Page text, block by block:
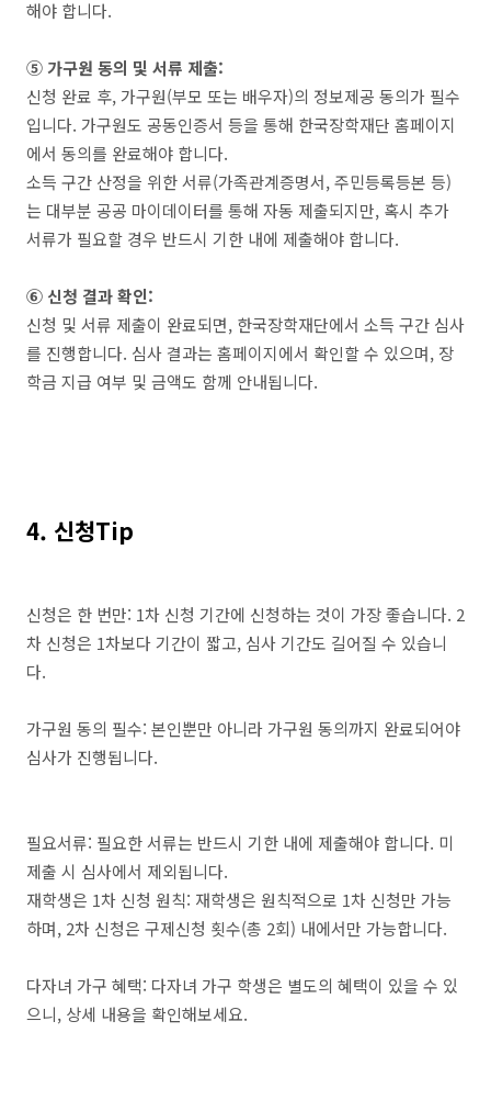
해야 합니다.
⑤ 가구원 동의 및 서류 제출:
신청 완료 후, 가구원(부모 또는 배우자)의 정보제공 동의가 필수
입니다. 가구원도 공동인증서 등을 통해 한국장학재단 홈페이지
에서 동의를 완료해야 합니다.
소득 구간 산정을 위한 서류(가족관계증명서, 주민등록등본 등)
는 대부분 공공 마이데이터를 통해 자동 제출되지만, 혹시 추가
서류가 필요할 경우 반드시 기한 내에 제출해야 합니다.
⑥ 신청 결과 확인:
신청 및 서류 제출이 완료되면, 한국장학재단에서 소득 구간 심사
를 진행합니다. 심사 결과는 홈페이지에서 확인할 수 있으며, 장
학금 지급 여부 및 금액도 함께 안내됩니다.
4. 신청Tip
신청은 한 번만: 1차 신청 기간에 신청하는 것이 가장 좋습니다. 2
차 신청은 1차보다 기간이 짧고, 심사 기간도 길어질 수 있습니
다.
가구원 동의 필수: 본인뿐만 아니라 가구원 동의까지 완료되어야
심사가 진행됩니다.
필요서류: 필요한 서류는 반드시 기한 내에 제출해야 합니다. 미
제출 시 심사에서 제외됩니다.
재학생은 1차 신청 원칙: 재학생은 원칙적으로 1차 신청만 가능
하며, 2차 신청은 구제신청 횟수(총 2회) 내에서만 가능합니다.
다자녀 가구 혜택: 다자녀 가구 학생은 별도의 혜택이 있을 수 있
으니, 상세 내용을 확인해보세요.